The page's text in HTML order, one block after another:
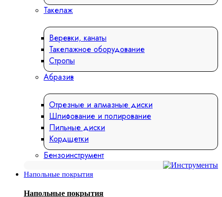
Такелаж
Веревки, канаты
Такелажное оборудование
Стропы
Абразив
Отрезные и алмазные диски
Шлифование и полирование
Пильные диски
Кордщетки
Бензоинструмент
Напольные покрытия
Напольные покрытия